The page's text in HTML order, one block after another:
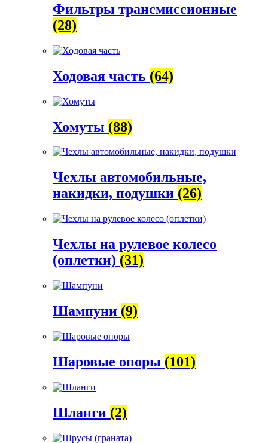
Фильтры трансмиссионные
(28)
Ходовая часть (64)
Хомуты (88)
Чехлы автомобильные,
накидки, подушки (26)
Чехлы на рулевое колесо
(оплетки) (31)
Шампуни (9)
Шаровые опоры (101)
Шланги (2)